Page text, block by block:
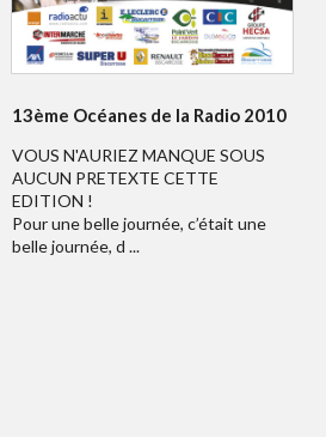
13ème Océanes de la Radio 2010
VOUS N'AURIEZ MANQUE SOUS
AUCUN PRETEXTE CETTE
EDITION !
Pour une belle journée, c’était une
belle journée, d ...